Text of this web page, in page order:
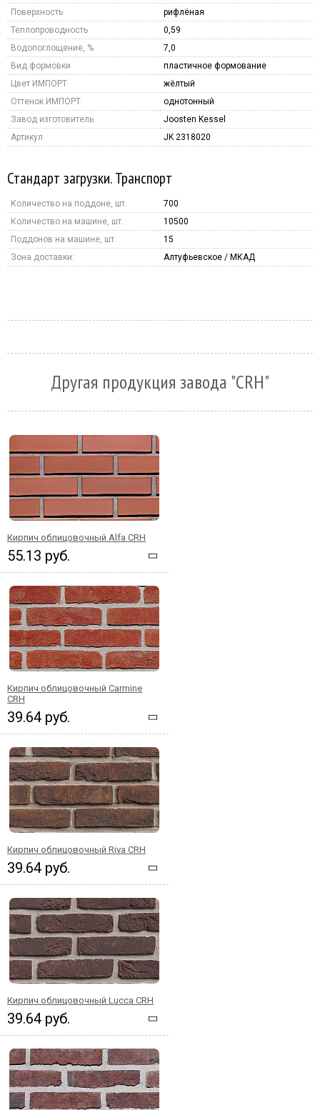
Поверхность
рифлёная
Теплопроводность
0,59
Водопоглощение, %
7,0
Вид формовки
пластичное формование
Цвет ИМПОРТ
жёлтый
Оттенок ИМПОРТ
однотонный
Завод изготовитель
Joosten Kessel
Артикул
JK 2318020
Стандарт загрузки. Транспорт
Количество на поддоне, шт.
700
Количество на машине, шт.
10500
Поддонов на машине, шт.
15
Зона доставки:
Алтуфьевское / МКАД
Другая продукция завода "CRH"
Кирпич облицовочный Alfa CRH
55.13 руб.
Кирпич облицовочный Carmine
CRH
39.64 руб.
Кирпич облицовочный Riva CRH
39.64 руб.
Кирпич облицовочный Lucca CRH
39.64 руб.